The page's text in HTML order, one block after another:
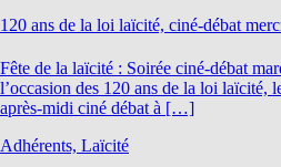
120 ans de la loi laïcité, ciné-débat
Fête de la laïcité : Soirée ciné-débat
l’occasion des 120 ans de la loi laïcité,
après-midi ciné débat à […]
Adhérents, Laïcité